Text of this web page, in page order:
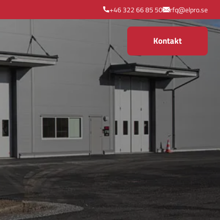
+46 322 66 85 50 rfq@elpro.se
Kontakt